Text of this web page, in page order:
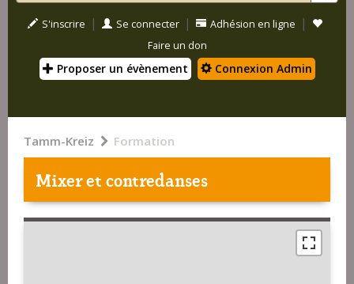
S'inscrire | Se connecter | Adhésion en ligne |
Faire un don
Proposer un évènement Connexion Admin
Tamm-Kreiz Formation
Mixer et contredanses